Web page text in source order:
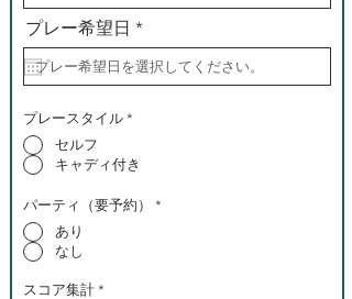
プレー希望日 *r
e
q
u
プレースタイル *
セルフ
キャディ付き
パーティ（要予約）
*
あり
なし
スコア集計 *